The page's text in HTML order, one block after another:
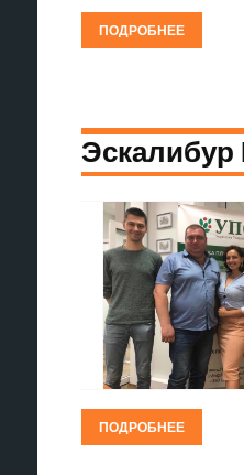
ПОДРОБНЕЕ
ПОДРОБНЕЕ